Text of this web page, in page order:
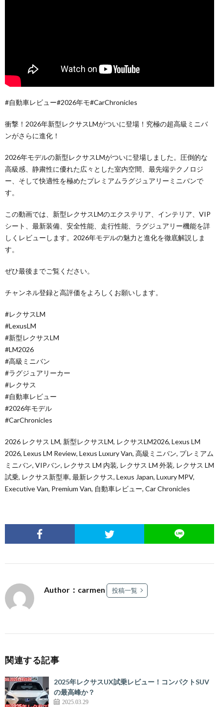
#自動車レビュー#2026年モ#CarChronicles
衝撃！2026年新型レクサスLMがついに登場！究極の超高級ミニバ
ンがさらに進化！
2026年モデルの新型レクサスLMがついに登場しました。圧倒的な
高級感、静粛性に優れた広々とした室内空間、最先端テクノロジ
ー、そして快適性を極めたプレミアムラグジュアリーミニバンで
す。
この動画では、新型レクサスLMのエクステリア、インテリア、VIP
シート、最新装備、安全性能、走行性能、ラグジュアリー機能を詳
しくレビューします。2026年モデルの魅力と進化を徹底解説しま
す。
ぜひ最後までご覧ください。
チャンネル登録と高評価をよろしくお願いします。
#レクサスLM
#LexusLM
#新型レクサスLM
#LM2026
#高級ミニバン
#ラグジュアリーカー
#レクサス
#自動車レビュー
#2026年モデル
#CarChronicles
2026 レクサス LM, 新型レクサスLM, レクサスLM2026, Lexus LM
2026, Lexus LM Review, Lexus Luxury Van, 高級ミニバン, プレミアム
ミニバン, VIPバン, レクサス LM 内装, レクサス LM 外装, レクサス LM
試乗, レクサス新型車, 最新レクサス, Lexus Japan, Luxury MPV,
Executive Van, Premium Van, 自動車レビュー, Car Chronicles
Author：carmen 投稿一覧
関連する記事
2025年レクサスUX試乗レビュー！コンパクトSUV
の最高峰か？
2025.03.29